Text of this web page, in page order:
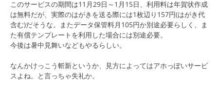
このサービスの期間は11月29日～1月15日、利用料は年賀状作成
は無料だが、実際のはがきを送る際には1枚辺り157円(はがき代
含む)だそうな。またデータ保管料月105円か別途必要らしく、ま
た有償テンプレートを利用した場合には別途必要。
今後は暑中見舞いなどもやるらしい。
なんかけっこう斬新というか、見方によってはアホっぽいサービ
スよね。と言っちゃ失礼か。